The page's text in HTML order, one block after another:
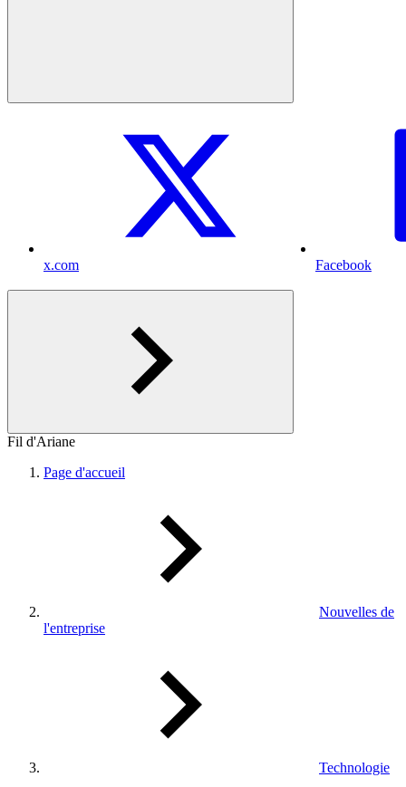
x.com Facebook
Fil d'Ariane
Page d'accueil
Nouvelles de
l'entreprise
Technologie